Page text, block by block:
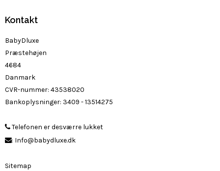
Kontakt
BabyDluxe
Præstehøjen
4684
Danmark
CVR-nummer: 43538020
Bankoplysninger: 3409 - 13514275
Telefonen er desværre lukket
: Info@babydluxe.dk
Sitemap